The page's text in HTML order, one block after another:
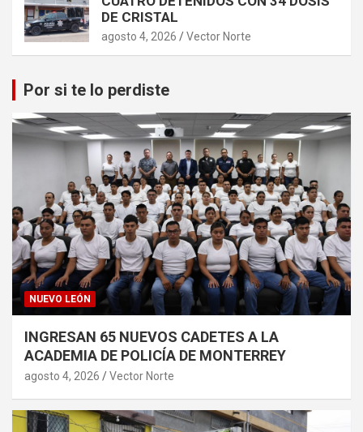
DE CRISTAL
agosto 4, 2026 Vector Norte
Por si te lo perdiste
NUEVO LEÓN
INGRESAN 65 NUEVOS CADETES A LA
ACADEMIA DE POLICÍA DE MONTERREY
agosto 4, 2026 Vector Norte